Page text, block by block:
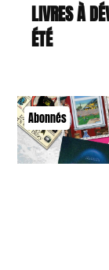
9 LIVRES À
ÉTÉ
Abonnés